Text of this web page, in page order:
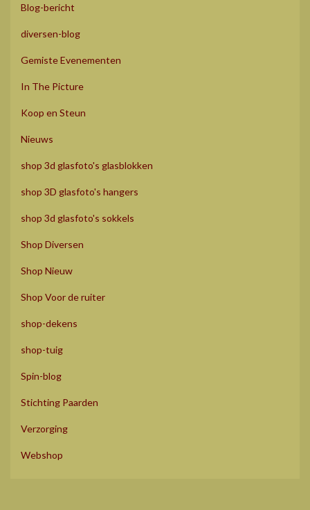
Blog-bericht
diversen-blog
Gemiste Evenementen
In The Picture
Koop en Steun
Nieuws
shop 3d glasfoto's glasblokken
shop 3D glasfoto's hangers
shop 3d glasfoto's sokkels
Shop Diversen
Shop Nieuw
Shop Voor de ruiter
shop-dekens
shop-tuig
Spin-blog
Stichting Paarden
Verzorging
Webshop